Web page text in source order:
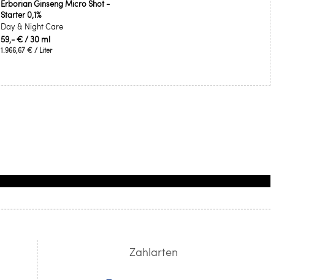
Erborian Ginseng Micro Shot -
Starter 0,1%
Day & Night Care
59,- €/ 30 ml
1.966,67 €/ Liter
Zahlarten